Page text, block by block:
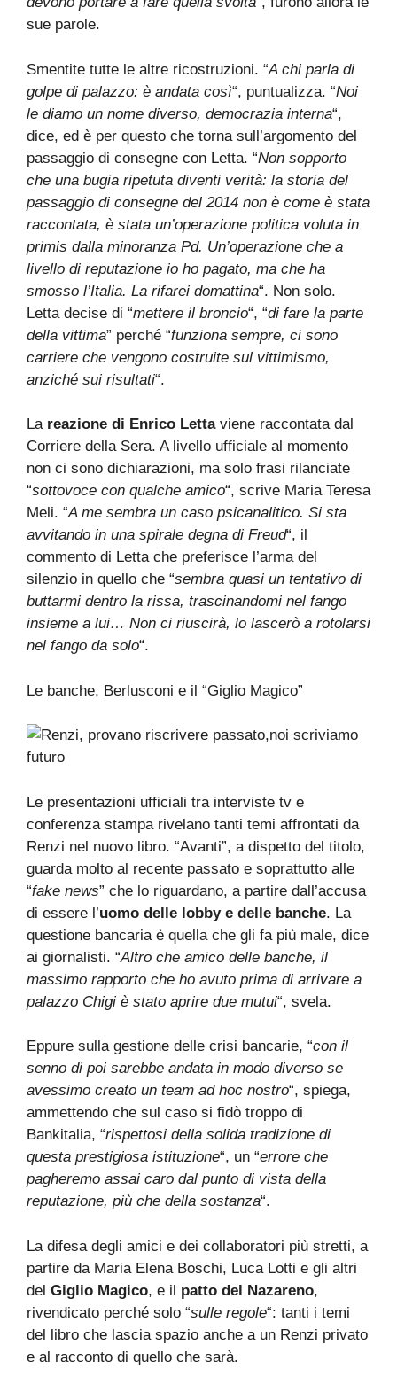
sue parole.
Smentite tutte le altre ricostruzioni. “A chi parla di
golpe di palazzo: è andata così“, puntualizza. “Noi
le diamo un nome diverso, democrazia interna“,
dice, ed è per questo che torna sull’argomento del
passaggio di consegne con Letta. “Non sopporto
che una bugia ripetuta diventi verità: la storia del
passaggio di consegne del 2014 non è come è stata
raccontata, è stata un’operazione politica voluta in
primis dalla minoranza Pd. Un’operazione che a
livello di reputazione io ho pagato, ma che ha
smosso l’Italia. La rifarei domattina“. Non solo.
Letta decise di “mettere il broncio“, “di fare la parte
della vittima” perché “funziona sempre, ci sono
carriere che vengono costruite sul vittimismo,
anziché sui risultati“.
La reazione di Enrico Lettaviene raccontata dal
Corriere della Sera. A livello ufficiale al momento
non ci sono dichiarazioni, ma solo frasi rilanciate
“sottovoce con qualche amico“, scrive Maria Teresa
Meli. “A me sembra un caso psicanalitico. Si sta
avvitando in una spirale degna di Freud“, il
commento di Letta che preferisce l’arma del
silenzio in quello che “sembra quasi un tentativo di
buttarmi dentro la rissa, trascinandomi nel fango
insieme a lui… Non ci riuscirà, lo lascerò a rotolarsi
nel fango da solo“.
Le banche, Berlusconi e il “Giglio Magico”
Le presentazioni ufficiali tra interviste tv e
conferenza stampa rivelano tanti temi affrontati da
Renzi nel nuovo libro. “Avanti”, a dispetto del titolo,
guarda molto al recente passato e soprattutto alle
“fake news” che lo riguardano, a partire dall’accusa
di essere l’uomo delle lobby e delle banche. La
questione bancaria è quella che gli fa più male, dice
ai giornalisti. “Altro che amico delle banche, il
massimo rapporto che ho avuto prima di arrivare a
palazzo Chigi è stato aprire due mutui“, svela.
Eppure sulla gestione delle crisi bancarie, “con il
senno di poi sarebbe andata in modo diverso se
avessimo creato un team ad hoc nostro“, spiega,
ammettendo che sul caso si fidò troppo di
Bankitalia, “rispettosi della solida tradizione di
questa prestigiosa istituzione“, un “errore che
pagheremo assai caro dal punto di vista della
reputazione, più che della sostanza“.
La difesa degli amici e dei collaboratori più stretti, a
partire da Maria Elena Boschi, Luca Lotti e gli altri
del Giglio Magico, e il patto del Nazareno,
rivendicato perché solo “sulle regole“: tanti i temi
del libro che lascia spazio anche a un Renzi privato
e al racconto di quello che sarà.